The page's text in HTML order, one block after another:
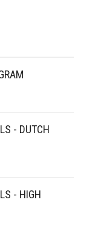
- DUTCH
- HIGH